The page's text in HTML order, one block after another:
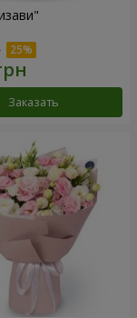
Заказать